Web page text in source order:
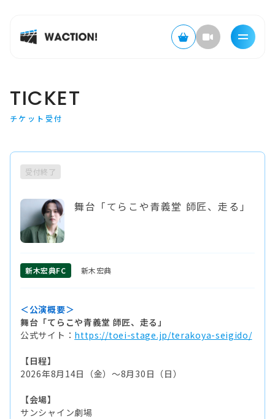
TICKET
チケット受付
受付終了
舞台「てらこや青義堂 師匠、走る」
新木宏典FC 新木宏典
＜公演概要＞
舞台「てらこや青義堂 師匠、走る」
公式サイト： https://toei-stage.jp/terakoya-seigido/
【日程】
2026年8月14日（金）～8月30日（日）
【会場】
サンシャイン劇場